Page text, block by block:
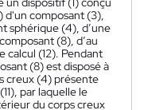
d'un composant (3),
sphérique (4), d’une
(8), d’au
calcul (12). Pendant
(8) est disposé à
creux (4) présente
par laquelle le
du corps creux